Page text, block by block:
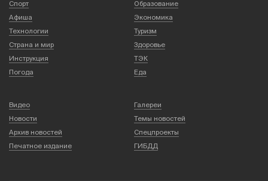
Спорт
Образование
Афиша
Экономика
Технологии
Туризм
Страна и мир
Здоровье
Инструкция
ТЭК
Погода
Еда
Видео
Галереи
Новости
Темы новостей
Архив новостей
Спецпроекты
Печатное издание
ГИБДД